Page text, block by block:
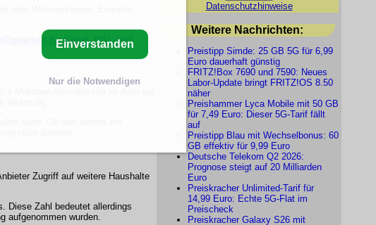
oder Wohneinheiten. Einzelne
für Kabel, DSL und
Millionen Anschlüssen im April auf
kann. Ob dort bereits ein
nicht ablesen.
Zugriff auf weitere Haushalte
Diese Zahl bedeutet allerdings
aufgenommen wurden.
Datenschutzhinweise
Weitere Nachrichten:
Preistipp Simde: 25 GB 5G für 6,99
Euro dauerhaft günstig
FRITZ!Box 7690 und 7590: Neues
Labor-Update bringt FRITZ!OS 8.50
näher
Preishammer Lyca Mobile mit 50 GB
für 7,49 Euro: Dieser 5G-Tarif fällt
auf
Preistipp Blau mit Wechselbonus: 60
GB effektiv für 9,99 Euro
Deutsche Telekom Q2 2026:
Prognose steigt auf 20 Milliarden
Euro
Preiskracher Unlimited-Tarif für
14,99 Euro: Echte 5G-Flat im
Preischeck
Preiskracher Galaxy S26 mit
Einverstanden
Nur die Notwendigen